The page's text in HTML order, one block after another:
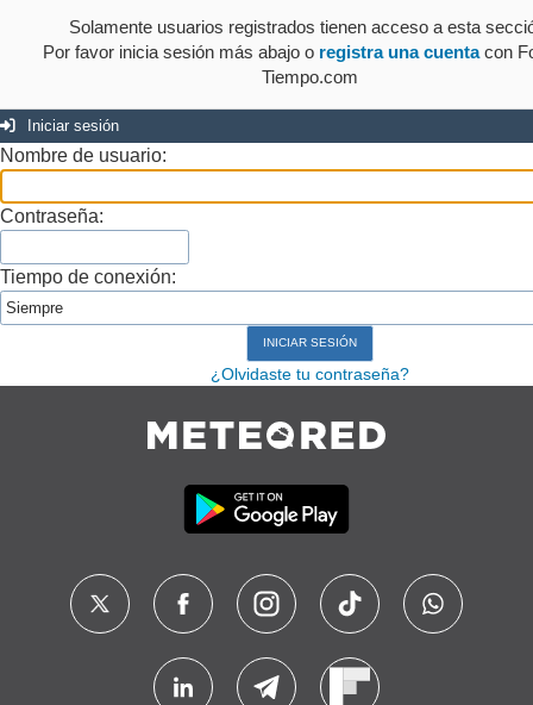
Solamente usuarios registrados tienen acceso a esta
Por favor inicia sesión más abajo o registra una cuentacon
Tiempo.com
Iniciar sesión
Nombre de usuario:
Contraseña:
Tiempo de conexión:
¿Olvidaste tu contraseña?